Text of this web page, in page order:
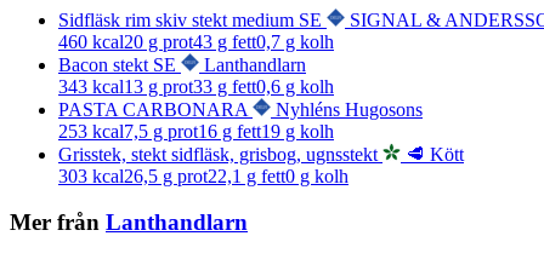
Sidfläsk rim skiv stekt medium SE
SIGNAL &
460 kcal20 g prot43 g fett0,7 g kolh
Bacon stekt SE
Lanthandlarn
343 kcal13 g prot33 g fett0,6 g kolh
PASTA CARBONARA
Nyhléns Hugosons
253 kcal7,5 g prot16 g fett19 g kolh
Grisstek, stekt sidfläsk, grisbog, ugnsstekt
🥩 Kött
303 kcal26,5 g prot22,1 g fett0 g kolh
Mer från Lanthandlarn